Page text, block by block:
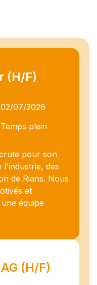
(H/F)
02/07/2026
Temps plein
pour son
l'industrie, des
de Rians. Nous
et
équipe
(H/F)